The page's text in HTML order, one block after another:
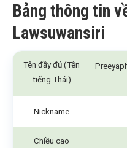
Bảng thông tin
Lawsuwansiri
Tên đầy đủ (Tên
tiếng Thái)
Nickname
Chiều cao